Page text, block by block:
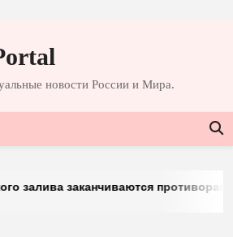
новости России и Мира.
залива заканчиваются